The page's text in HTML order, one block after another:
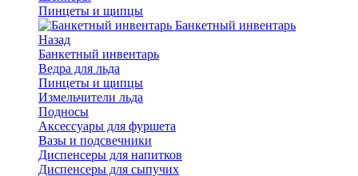
Пинцеты и щипцы
Банкетный инвентарь
Назад
Банкетный инвентарь
Ведра для льда
Пинцеты и щипцы
Измельчители льда
Подносы
Аксессуары для фуршета
Вазы и подсвечники
Диспенсеры для напитков
Диспенсеры для сыпучих